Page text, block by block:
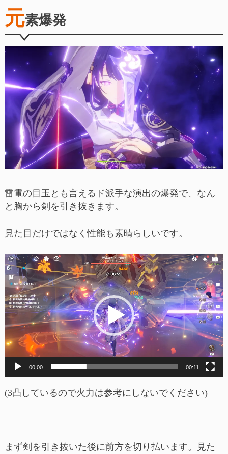
元素爆発
雷電の目玉とも言えるド派手な演出の爆発で、なん
と胸から剣を引き抜きます。
見た目だけではなく性能も素晴らしいです。
動
画
プ
レ
ー
ヤ
ー
00:00 00:11
(3凸しているので火力は参考にしないでください)
まず剣を引き抜いた後に前方を切り払います。見た